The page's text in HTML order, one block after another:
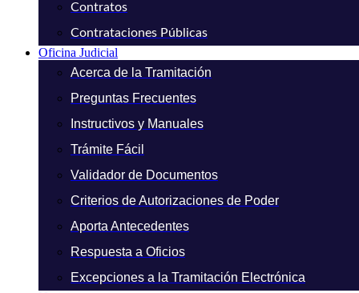
Contratos
Contrataciones Públicas
Oficina Judicial
Acerca de la Tramitación
Preguntas Frecuentes
Instructivos y Manuales
Trámite Fácil
Validador de Documentos
Criterios de Autorizaciones de Poder
Aporta Antecedentes
Respuesta a Oficios
Excepciones a la Tramitación Electrónica